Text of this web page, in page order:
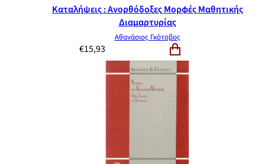
Καταλήψεις : Ανορθόδοξες Μορφές Μαθητικής
Διαμαρτυρίας
Αθανάσιος Γκότοβος
€15,93